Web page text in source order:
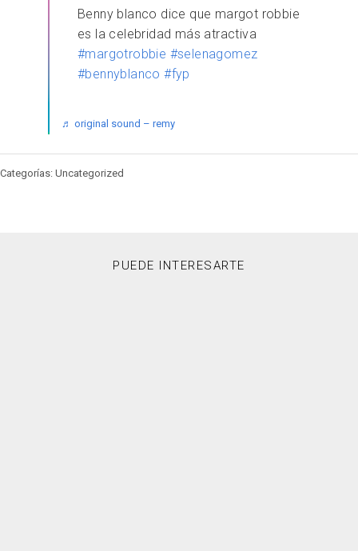
Benny blanco dice que margot robbie
es la celebridad más atractiva
#margotrobbie #selenagomez
#bennyblanco #fyp
♬ original sound – remy
Categorías: Uncategorized
PUEDE INTERESARTE